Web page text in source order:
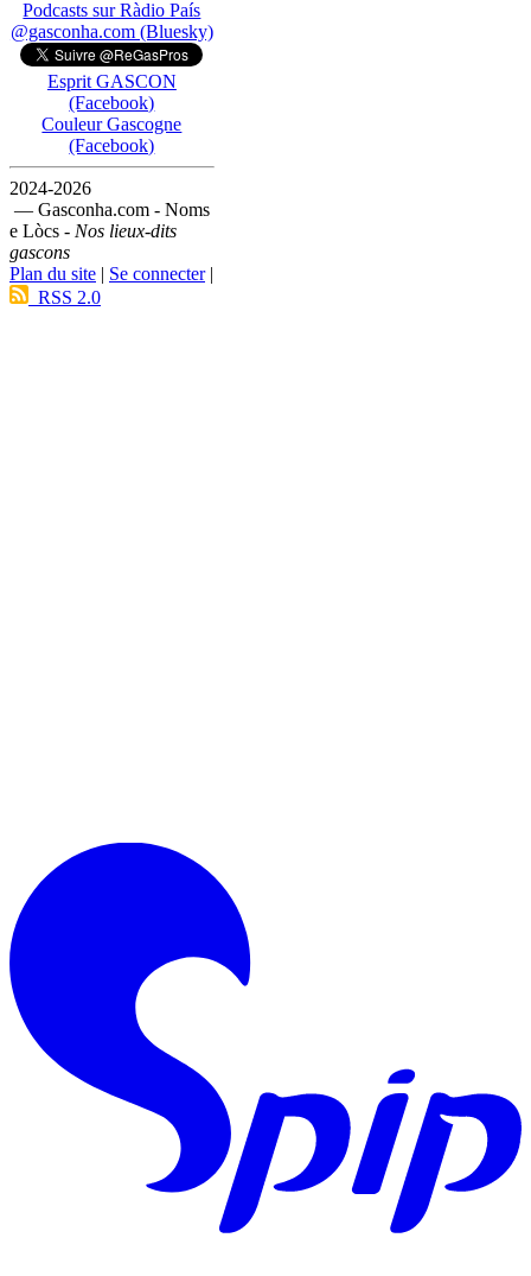
Podcasts sur Ràdio País
@gasconha.com (Bluesky)
Esprit GASCON
(Facebook)
Couleur Gascogne
(Facebook)
2024-2026
— Gasconha.com - Noms
e Lòcs - Nos lieux-dits
gascons
Plan du site | Se connecter|
RSS 2.0